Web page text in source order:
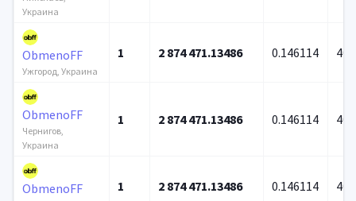
Украина
ObmenoFF
Ужгород, Украина
1 2 874 471.13486 0.146114 40
ObmenoFF
Чернигов,
Украина
1 2 874 471.13486 0.146114 40
ObmenoFF 1 2 874 471.13486 0.146114 40